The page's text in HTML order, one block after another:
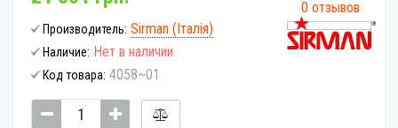
0 отзывов
Производитель: Sirman (Італія)
Наличие: Нет в наличии
Код товара: 4058~01